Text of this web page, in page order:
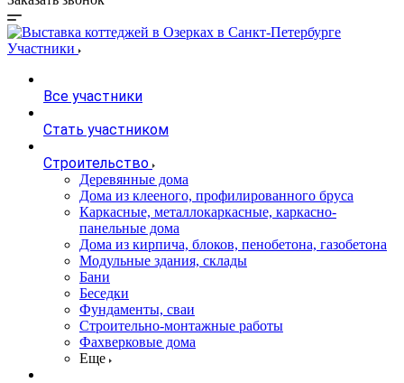
Участники
Все участники
Стать участником
Строительство
Деревянные дома
Дома из клееного, профилированного бруса
Каркасные, металлокаркасные, каркасно-
панельные дома
Дома из кирпича, блоков, пенобетона, газобетона
Модульные здания, склады
Бани
Беседки
Фундаменты, сваи
Строительно-монтажные работы
Фахверковые дома
Еще